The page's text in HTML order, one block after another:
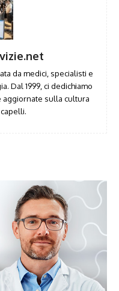
da medici, specialisti e
Dal 1999, ci dedichiamo
sulla cultura